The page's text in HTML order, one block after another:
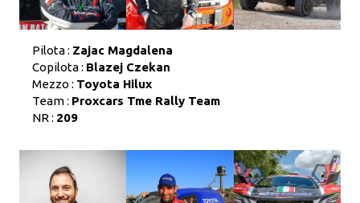
Pilota : Zajac Magdalena
Copilota : Blazej Czekan
Mezzo : Toyota Hilux
Team : Proxcars Tme Rally Team
NR : 209